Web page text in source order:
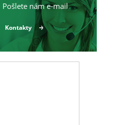
Pošlete nám e-mail
Kontakty